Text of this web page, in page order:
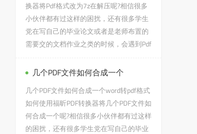
换器将Pdf格式改为7z在解压呢?相信很多
小伙伴都有过这样的困扰，还有很多学生
党在写自己的毕业论文或者是老师布置的
需要交的文档作业之类的时候，会遇到Pdf
几个PDF文件如何合成一个
几个PDF文件如何合成一个word转pdf格式
如何使用福昕PDF转换器将几个PDF文件如
何合成一个呢?相信很多小伙伴都有过这样
的困扰，还有很多学生党在写自己的毕业